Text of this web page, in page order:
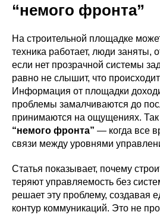
“немого фронта”
На строительной площадке
техника работает, люди заняты,
если нет прозрачной системы
равно не слышит, что
Информация от площадки
проблемы замалчиваются до
принимаются на ощущениях. Так
“немого фронта” — когда все
связи между уровнями
Статья показывает, почему
теряют управляемость без
решает эту проблему, создавая
контур коммуникаций. Это не